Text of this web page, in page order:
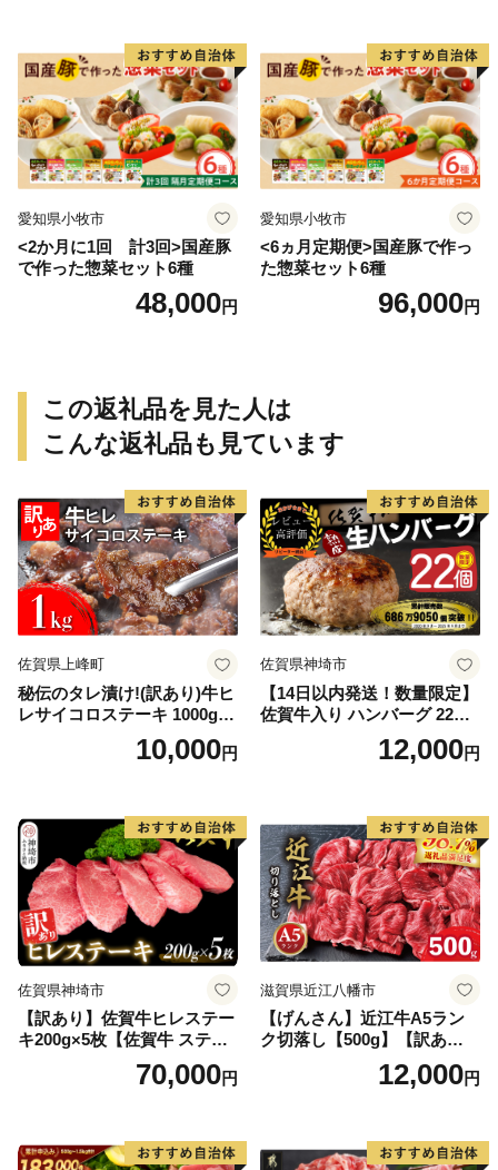
愛知県小牧市
<2か月に1回 計3回>国産豚
で作った惣菜セット6種
48,000円
愛知県小牧市
<6ヵ月定期便>国産豚で作っ
た惣菜セット6種
96,000円
この返礼品を見た人は
こんな返礼品も見ています
佐賀県上峰町
秘伝のタレ漬け!(訳あり)牛ヒ
レサイコロステーキ 1000g
10,000円
佐賀県神埼市
【14日以内発送！数量限定】
佐賀牛入り ハンバーグ 22個
2.6kg(120g×22個)【佐賀牛
黒毛和牛 ブランド牛 九州 ハ
気】(H083106)
12,000円
佐賀県神埼市
【訳あり】佐賀牛ヒレステー
キ200g×5枚【佐賀牛 ステー
キ ブランド肉 ヒレ肉 フィレ
肉 ジューシー ヘルシー】(H0
70,000円
滋賀県近江八幡市
【げんさん】近江牛A5ラン
ク切落し【500g】【訳あり】
12,000円